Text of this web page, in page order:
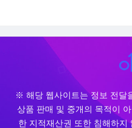
※ 해당 웹사이트는 정보 전달
상품 판매 및 중개의 목적이
한 지적재산권 또한 침해하지